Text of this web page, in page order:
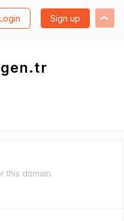
Sign up
this domain.